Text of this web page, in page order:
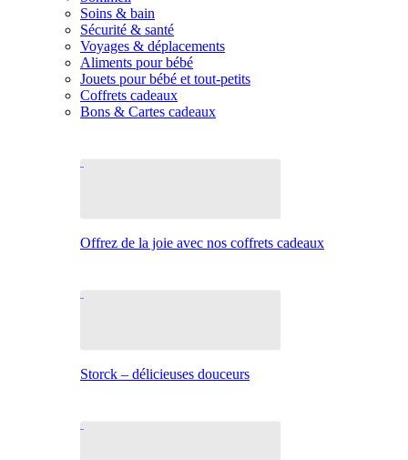
Soins & bain
Sécurité & santé
Voyages & déplacements
Aliments pour bébé
Jouets pour bébé et tout-petits
Coffrets cadeaux
Bons & Cartes cadeaux
Offrez de la joie avec nos coffrets cadeaux
Storck – délicieuses douceurs